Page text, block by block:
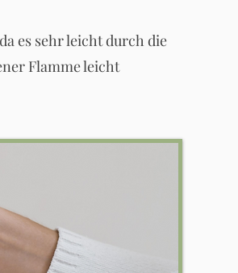
es sehr leicht durch die
Flamme leicht